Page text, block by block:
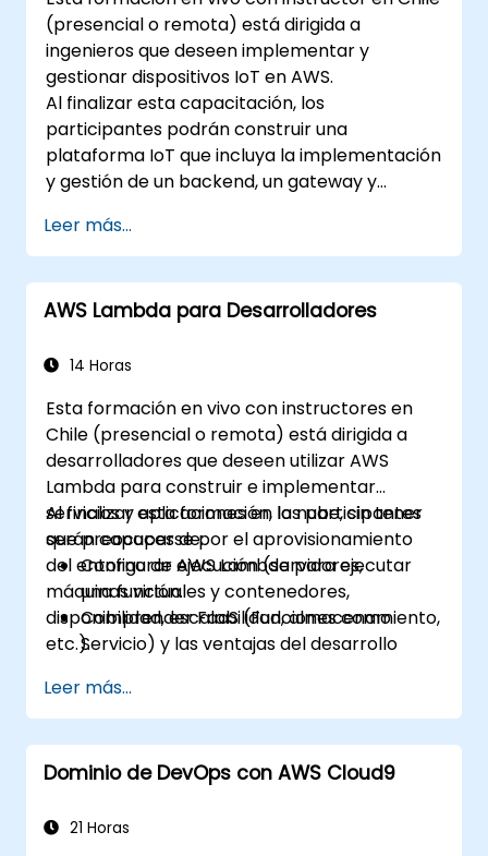
(presencial o remota) está dirigida a
ingenieros que deseen implementar y
gestionar dispositivos IoT en AWS.
Al finalizar esta capacitación, los
participantes podrán construir una
plataforma IoT que incluya la implementación
y gestión de un backend, un gateway y
Leer más...
AWS Lambda para Desarrolladores
14 Horas
Esta formación en vivo con instructores en
Chile (presencial o remota) está dirigida a
desarrolladores que deseen utilizar AWS
Lambda para construir e implementar
servicios y aplicaciones en la nube, sin tener
que preocuparse por el aprovisionamiento
del entorno de ejecución (servidores,
máquinas virtuales y contenedores,
disponibilidad, escalabilidad, almacenamiento,
etc.).
Al finalizar esta formación, los participantes
serán capaces de:
Configurar AWS Lambda para ejecutar
una función.
Comprender FaaS (Funciones como
Servicio) y las ventajas del desarrollo
Construir, subir y ejecutar funciones de
AWS Lambda.
Integrar funciones de Lambda con
diferentes fuentes de eventos.
solucionar problemas de aplicaciones
Leer más...
Dominio de DevOps con AWS Cloud9
21 Horas